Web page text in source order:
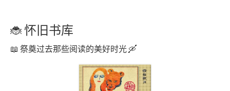
怀旧书库
祭奠过去那些阅读的美好时光